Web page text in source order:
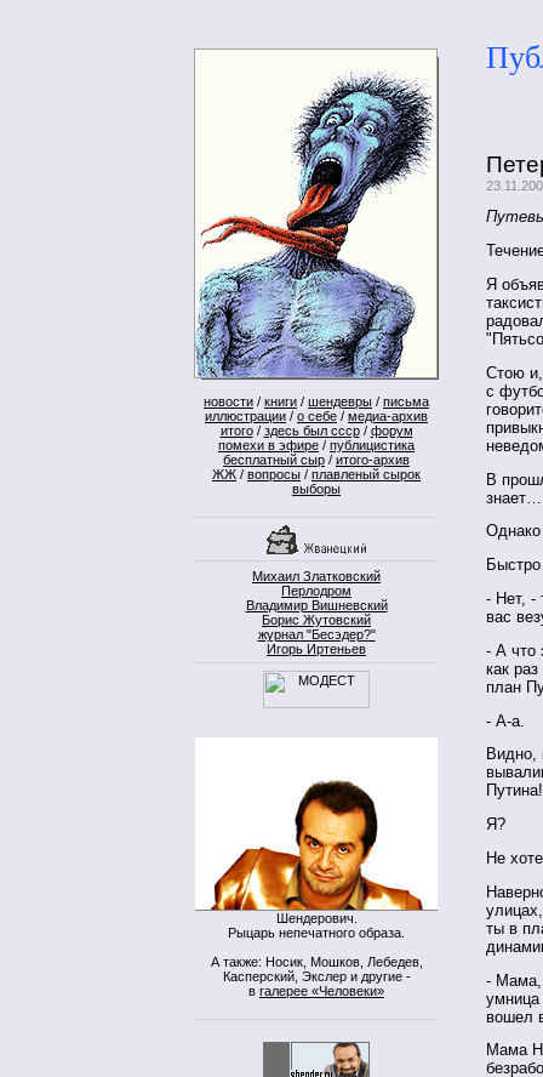
новости / книги / шендевры / письма
иллюстрации / о себе / медиа-архив
итого/ здесь был ссср/ форум
помехи в эфире / публицистика
бесплатный сыр / итого-архив
ЖЖ / вопросы / плавленый сырок
выборы
Михаил Златковский
Перлодром
Владимир Вишневский
Борис Жутовский
журнал "Бесэдер?"
Игорь Иртеньев
Шендерович.
Рыцарь непечатного образа.
А также: Носик, Мошков, Лебедев,
Касперский, Экслер и другие -
в галерее «Человеки»
Я
Стою и,
с
В
знает…
Однако
- Нет, -
вас
- А что
как
план
- А-а.
Видно,
Я?
Не
ты в
- Мама,
умница
вошел
Мама